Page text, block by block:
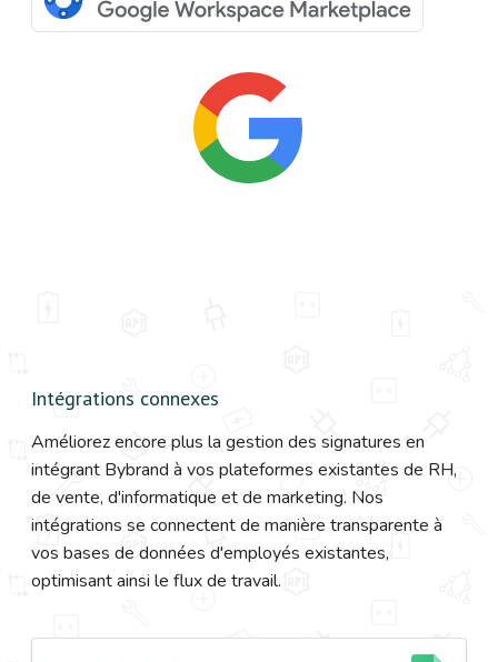
Intégrations connexes
Améliorez encore plus la gestion des signatures en
intégrant Bybrand à vos plateformes existantes de RH,
de vente, d'informatique et de marketing. Nos
intégrations se connectent de manière transparente à
vos bases de données d'employés existantes,
optimisant ainsi le flux de travail.